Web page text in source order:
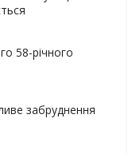
58-річного
забруднення